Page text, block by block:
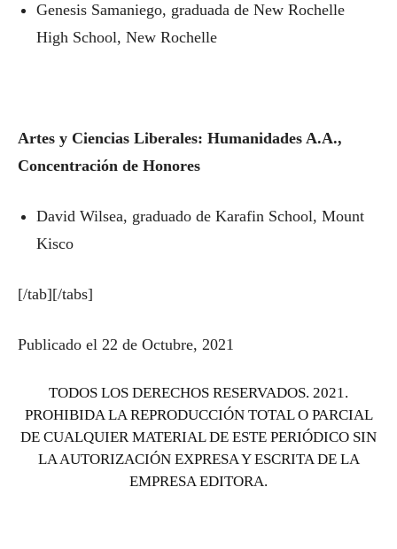
Genesis Samaniego, graduada de New Rochelle
High School, New Rochelle
Artes y Ciencias Liberales: Humanidades A.A.,
Concentración de Honores
David Wilsea, graduado de Karafin School, Mount
Kisco
[/tab][/tabs]
Publicado el 22 de Octubre, 2021
TODOS LOS DERECHOS RESERVADOS. 2021.
PROHIBIDA LA REPRODUCCIÓN TOTAL O PARCIAL
DE CUALQUIER MATERIAL DE ESTE PERIÓDICO SIN
LA AUTORIZACIÓN EXPRESA Y ESCRITA DE LA
EMPRESA EDITORA.